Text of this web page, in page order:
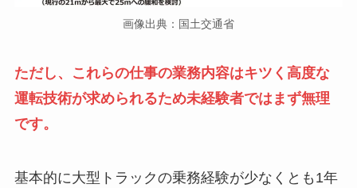
画像出典：国土交通省
ただし、これらの仕事の業務内容はキツく高度な
運転技術が求められるため未経験者ではまず無理
です。
基本的に大型トラックの乗務経験が少なくとも1年